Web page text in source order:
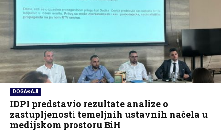
DOGAĐAJI
IDPI predstavio rezultate analize o
zastupljenosti temeljnih ustavnih načela u
medijskom prostoru BiH